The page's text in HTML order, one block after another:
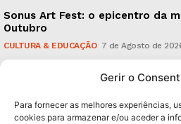
Gerir o
Para fornecer as melhores experiências,
cookies para armazenar e/ou aceder a
Sonus Art Fest: o epicentro da
Outubro
CULTURA & EDUCAÇÃO 7 de Agosto de